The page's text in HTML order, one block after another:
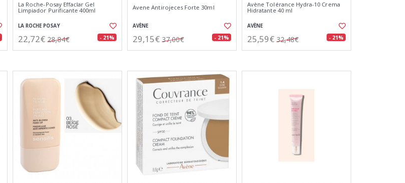
La Roche-Posay Effaclar Gel
Limpiador Purificante 400ml
LA ROCHE POSAY
22,72€ 28,84€ - 21%
Avene Antirojeces Forte 30ml
AVÈNE
29,15€ 37,00€ - 21%
Avène Tolérance Hydra-10 Crema
Hidratante 40 ml
AVÈNE
25,59€ 32,48€ - 21%